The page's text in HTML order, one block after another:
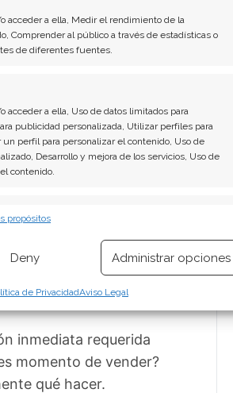
acceder a ella, Medir el rendimiento de la
Comprender al público a través de estadísticas o
de diferentes fuentes.
a ella, Uso de datos limitados para
publicidad personalizada, Utilizar perfiles para
perfil para personalizar el contenido, Uso de
Desarrollo y mejora de los servicios, Uso de
contenido.
fraudes, y eliminar
y contenido, Guardar y
Siempre activo
propósitos
Deny Administrar opciones
de PrivacidadAviso Legal
ha minado la
hasta la actual
radical
mediante esta
negativa en
el crucial mercado
incierto. La
de 1 dólar representa
más desconocidos.
Meat del 8 de agosto
inmediata requerida
momento de vender?
qué hacer.